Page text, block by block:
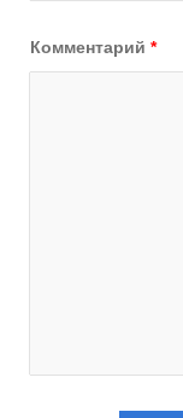
Комментарий *